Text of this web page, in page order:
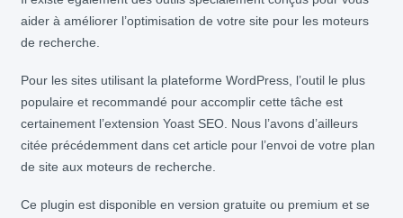
aider à améliorer l’optimisation de votre site pour les moteurs
de recherche.
Pour les sites utilisant la plateforme WordPress, l’outil le plus
populaire et recommandé pour accomplir cette tâche est
certainement l’extension Yoast SEO. Nous l’avons d’ailleurs
citée précédemment dans cet article pour l’envoi de votre plan
de site aux moteurs de recherche.
Ce plugin est disponible en version gratuite ou premium et se